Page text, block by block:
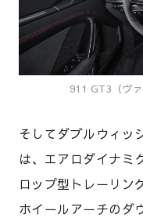
911 GT3（ヴ
そしてダブルウィッ
は、エアロダイナミ
ロップ型トレーリン
ホイールアーチのダ